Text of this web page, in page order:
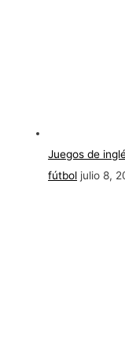
Juegos de
fútbol julio 8,